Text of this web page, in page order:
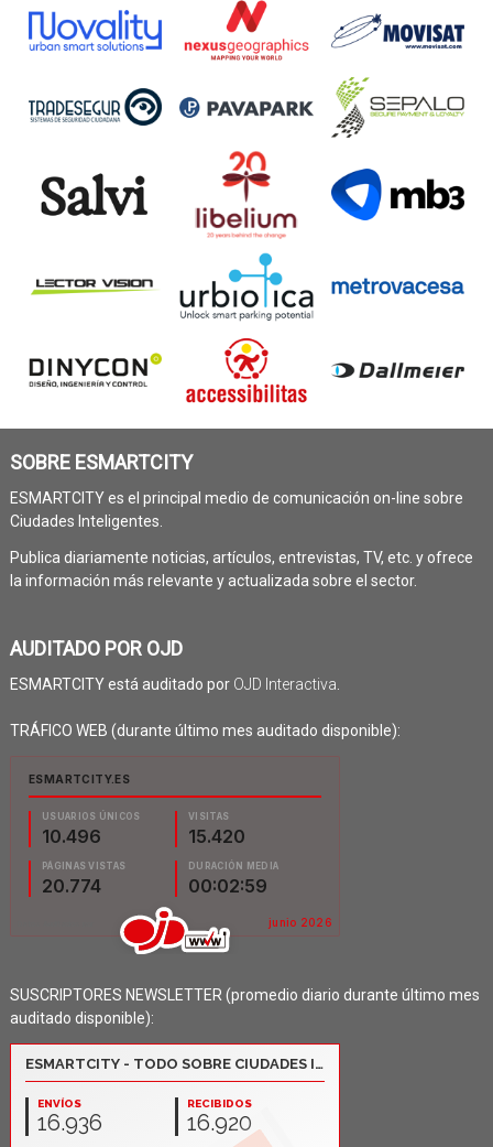
SOBRE ESMARTCITY
ESMARTCITY es el principal medio de comunicación on-line sobre
Ciudades Inteligentes.
Publica diariamente noticias, artículos, entrevistas, TV, etc. y ofrece
la información más relevante y actualizada sobre el sector.
AUDITADO POR OJD
ESMARTCITY está auditado por OJD Interactiva
TRÁFICO WEB (durante último mes auditado disponible):
SUSCRIPTORES NEWSLETTER (promedio diario durante último mes
auditado disponible):